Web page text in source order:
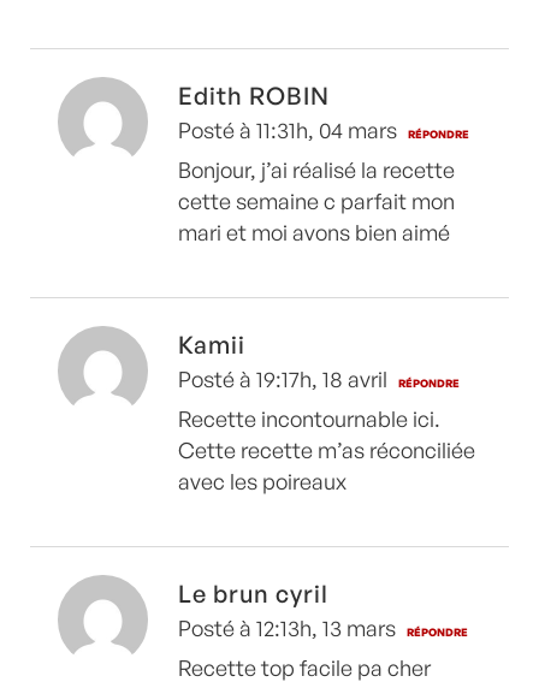
Edith ROBIN
Posté à 11:31h, 04 mars RÉPONDRE
Bonjour, j’ai réalisé la recette
cette semaine c parfait mon
mari et moi avons bien aimé
Kamii
Posté à 19:17h, 18 avril RÉPONDRE
Recette incontournable ici.
Cette recette m’as réconciliée
avec les poireaux
Le brun cyril
Posté à 12:13h, 13 mars RÉPONDRE
Recette top facile pa cher